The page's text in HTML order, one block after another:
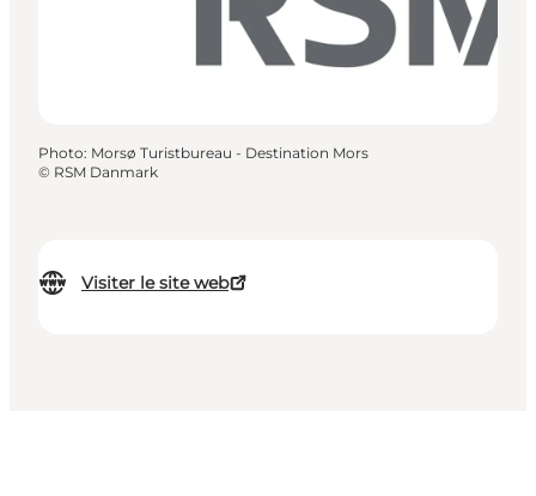
Visiter le site web
Photo: Morsø Turistbureau - Destination Mors
© RSM Danmark